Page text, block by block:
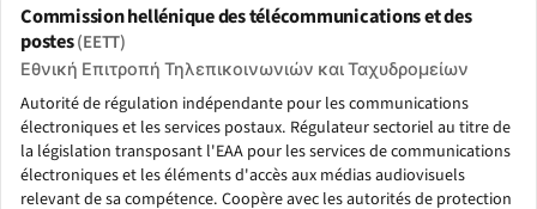
Commission hellénique des télécommunications et des
postes(EETT)
Εθνική Επιτροπή Τηλεπικοινωνιών και Ταχυδρομείων
Autorité de régulation indépendante pour les communications
électroniques et les services postaux. Régulateur sectoriel au titre de
la législation transposant l'EAA pour les services de communications
électroniques et les éléments d'accès aux médias audiovisuels
relevant de sa compétence. Coopère avec les autorités de protection